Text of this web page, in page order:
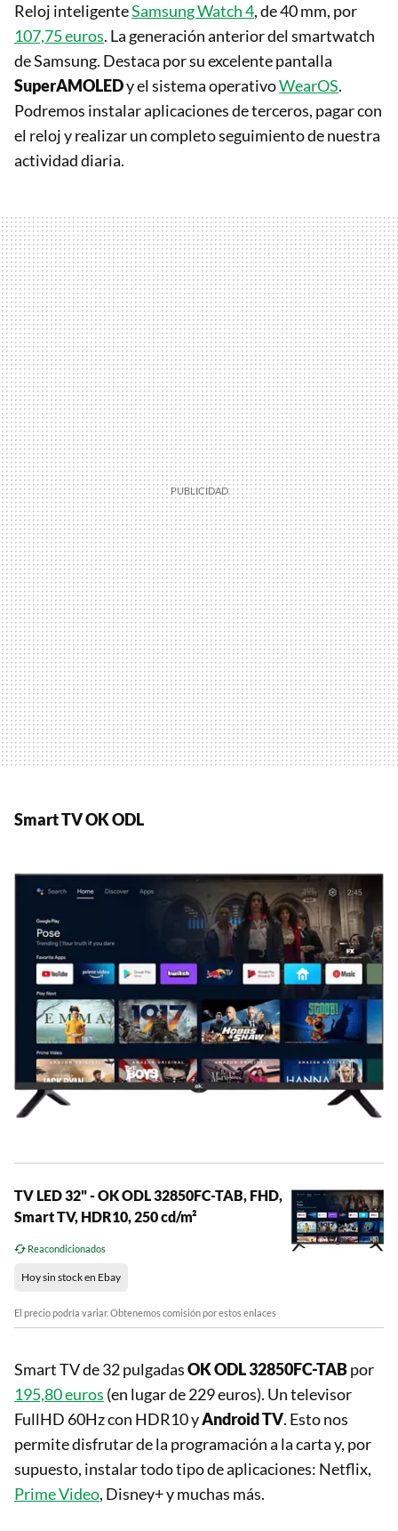
Reloj inteligenteSamsung Watch 4, de 40 mm, por
107,75 euros. La generación anterior del smartwatch
de Samsung. Destaca por su excelente pantalla
SuperAMOLEDy el sistema operativoWearOS.
Podremos instalar aplicaciones de terceros, pagar con
el reloj y realizar un completo seguimiento de nuestra
actividad diaria.
Smart TV OK ODL
TV LED 32" - OK ODL 32850FC-TAB, FHD,
Smart TV, HDR10, 250 cd/m²
Reacondicionados
Hoy sin stock en Ebay
El precio podría variar. Obtenemos comisión por estos enlaces
Smart TV de 32 pulgadasOK ODL 32850FC-TABpor
195,80 euros (en lugar de 229 euros). Un televisor
FullHD 60Hz con HDR10 yAndroid TV. Esto nos
permite disfrutar de la programación a la carta y, por
supuesto, instalar todo tipo de aplicaciones: Netflix,
Prime Video, Disney+ y muchas más.